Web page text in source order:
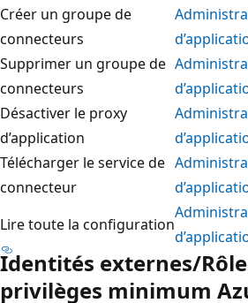
Créer un groupe de
connecteurs
Supprimer un groupe de
connecteurs
Désactiver le proxy
d’application
Télécharger le service de
connecteur
Lire toute la configuration
Identités externes/
privilèges minimum